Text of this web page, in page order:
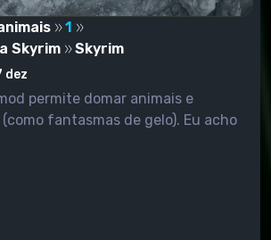
1
Skyrim
Skyrim
dez
permite domar animais e
fantasmas de gelo). Eu acho